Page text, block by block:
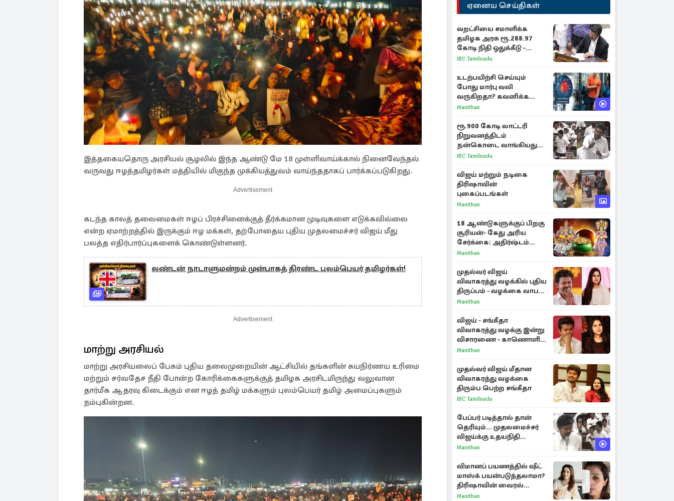
இத்தகையதொரு அரசியல் சூழலில் இந்த ஆண்டு மே 18 முள்ளிவாய்க்கால் நினைவேந்தல்
வருவது ஈழத்தமிழர்கள் மத்தியில் மிகுந்த முக்கியத்துவம் வாய்ந்ததாகப் பார்க்கப்படுகிறது.
Advertisement
கடந்த காலத் தலைமைகள் ஈழப் பிரச்சினைக்குத் தீர்க்கமான முடிவுகளை எடுக்கவில்லை
என்ற ஏமாற்றத்தில் இருக்கும் ஈழ மக்கள், தற்போதைய புதிய முதலமைச்சர் விஜய் மீது
பலத்த எதிர்பார்ப்புகளைக் கொண்டுள்ளனர்.
லண்டன் நாடாளுமன்றம் முன்பாகத் திரண்ட புலம்பெயர் தமிழர்கள்!
Advertisement
மாற்று அரசியல்
மாற்று அரசியலைப் பேசும் புதிய தலைமுறையின் ஆட்சியில் தங்களின் சுயநிர்ணய உரிமை
மற்றும் சர்வதேச நீதி போன்ற கோரிக்கைகளுக்குத் தமிழக அரசிடமிருந்து வலுவான
தார்மீக ஆதரவு கிடைக்கும் என ஈழத் தமிழ் மக்களும் புலம்பெயர் தமிழ் அமைப்புகளும்
நம்புகின்றன.
ஏனைய செய்திகள்
வறட்சியை சமாளிக்க
தமிழக அரசு ரூ.288.97
கோடி நிதி ஒதுக்கீடு -
வெளியான அரசாணை
IBC Tamilnadu
உடற்பயிற்சி செய்யும்
போது மார்பு வலி
வருகிறதா? கவனிக்க
வேண்டிய எச்சரிக்கை
Manithan
ரூ.900 கோடி லாட்டரி
நிறுவனத்திடம்
நன்கொடை வாங்கியது
ஏன்? உதயநிதி - ஆதவ்
IBC Tamilnadu
விஜய் மற்றும் நடிகை
திரிஷாவின்
புகைப்படங்கள்
Manithan
18 ஆண்டுகளுக்குப் பிறகு
சூரியன்- கேது அரிய
சேர்க்கை: அதிர்ஷ்டம்
பெறும் 3 ராசிகள்!
Manithan
முதல்வர் விஜய்
விவாகரத்து வழக்கில் புதிய
திருப்பம் - வழக்கை வாபஸ்
பெற்ற சங்கீதா!
Manithan
விஜய் - சங்கீதா
விவாகரத்து வழக்கு இன்று
விசாரணை - காணொளி
மூலம் ஆஜராக வாய்ப்பு
Manithan
முதல்வர் விஜய் மீதான
விவாகரத்து வழக்கை
திரும்ப பெற்ற சங்கீதா
IBC Tamilnadu
பேப்பர் படித்தால் தான்
தெரியும்... முதலமைச்சர்
விஜய்க்கு உதயநிதி
ஸ்டாலின் பதிலடி
Manithan
விமானப் பயணத்தில் ஷீட்
மாஸ்க் பயன்படுத்தலாமா?
திரிஷாவின் வைரல்
செல்ஃபிக்கு மருத்துவர்
Manithan